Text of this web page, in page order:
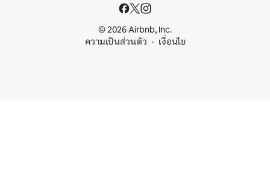
© 2026 Airbnb, Inc.
ความเป็นส่วนตัว
เงื่อนไข